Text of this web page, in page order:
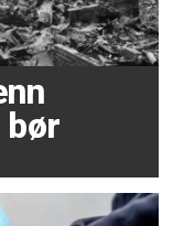
bør